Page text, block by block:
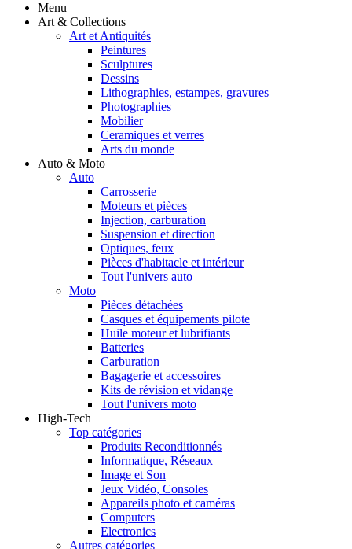
Menu
Art & Collections
Art et Antiquités
Peintures
Sculptures
Dessins
Lithographies, estampes, gravures
Photographies
Mobilier
Ceramiques et verres
Arts du monde
Auto & Moto
Auto
Carrosserie
Moteurs et pièces
Injection, carburation
Suspension et direction
Optiques, feux
Pièces d'habitacle et intérieur
Tout l'univers auto
Moto
Pièces détachées
Casques et équipements pilote
Huile moteur et lubrifiants
Batteries
Carburation
Bagagerie et accessoires
Kits de révision et vidange
Tout l'univers moto
High-Tech
Top catégories
Produits Reconditionnés
Informatique, Réseaux
Image et Son
Jeux Vidéo, Consoles
Appareils photo et caméras
Computers
Electronics
Autres catégories